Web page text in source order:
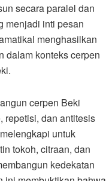
secara paralel dan
menjadi inti pesan
menghasilkan
dalam konteks cerpen
cerpen Beki
repetisi, dan antitesis
untuk
tokoh, citraan, dan
kedekatan